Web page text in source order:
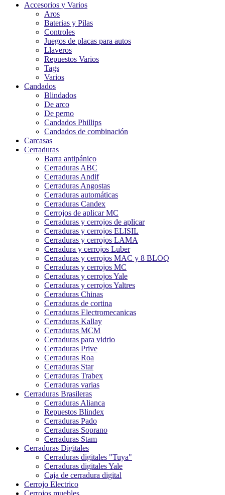
Accesorios y Varios
Aros
Baterias y Pilas
Controles
Juegos de placas para autos
Llaveros
Repuestos Varios
Tags
Varios
Candados
Blindados
De arco
De perno
Candados Phillips
Candados de combinación
Carcasas
Cerraduras
Barra antipánico
Cerraduras ABC
Cerraduras Andif
Cerraduras Angostas
Cerraduras automáticas
Cerraduras Candex
Cerrojos de aplicar MC
Cerraduras y cerrojos de aplicar
Cerraduras y cerrojos ELISIL
Cerraduras y cerrojos LAMA
Cerradura y cerrojos Luber
Cerraduras y cerrojos MAC y 8 BLOQ
Cerraduras y cerrojos MC
Cerraduras y cerrojos Yale
Cerraduras y cerrojos Yaltres
Cerraduras Chinas
Cerraduras de cortina
Cerraduras Electromecanicas
Cerraduras Kallay
Cerraduras MCM
Cerraduras para vidrio
Cerraduras Prive
Cerraduras Roa
Cerraduras Star
Cerraduras Trabex
Cerraduras varias
Cerraduras Brasileras
Cerraduras Alianca
Repuestos Blindex
Cerraduras Pado
Cerraduras Soprano
Cerraduras Stam
Cerraduras Digitales
Cerraduras digitales "Tuya"
Cerraduras digitales Yale
Caja de cerradura digital
Cerrojo Electrico